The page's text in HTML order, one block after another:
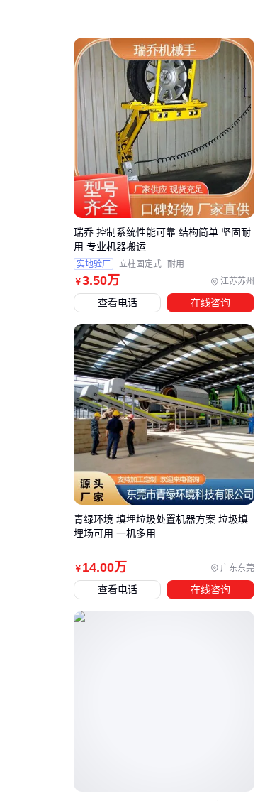
￥3.50万 江苏苏州
瑞乔 控制系统性能可靠 结构简单 坚固耐
用 专业机器搬运
实地验厂 立柱固定式 耐用
查看电话 在线咨询
￥ 14.00万 广东东莞
青绿环境 填埋垃圾处置机器方案 垃圾填
埋场可用 一机多用
查看电话 在线咨询